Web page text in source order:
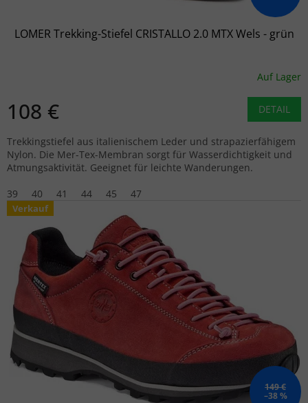
LOMER Trekking-Stiefel CRISTALLO 2.0 MTX Wels - grün
Auf Lager
108 € DETAIL
Trekkingstiefel aus italienischem Leder und strapazierfähigem
Nylon. Die Mer-Tex-Membran sorgt für Wasserdichtigkeit und
Atmungsaktivität. Geeignet für leichte Wanderungen.
39
40 41 44 45 47
Verkauf
149 €
–38 %